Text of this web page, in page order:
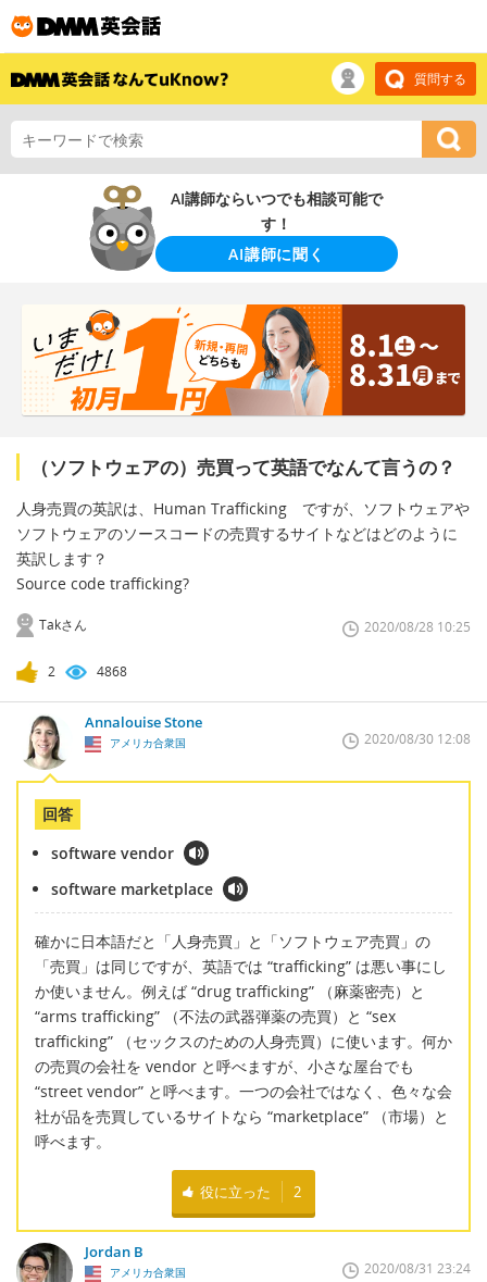
質問する
AI講師ならいつでも相談可能で
す！
AI講師に聞く
（ソフトウェアの）売買って英語でなんて言うの？
人身売買の英訳は、Human Trafficking ですが、ソフトウェアや
ソフトウェアのソースコードの売買するサイトなどはどのように
英訳します？
Source code trafficking?
Takさん 2020/08/28 10:25
2 4868
Annalouise Stone
アメリカ合衆国 2020/08/30 12:08
回答
software vendor
software marketplace
確かに日本語だと「人身売買」と「ソフトウェア売買」の
「売買」は同じですが、英語では “trafficking” は悪い事にし
か使いません。例えば “drug trafficking” （麻薬密売）と
“arms trafficking” （不法の武器弾薬の売買）と “sex
trafficking” （セックスのための人身売買）に使います。何か
の売買の会社を vendor と呼べますが、小さな屋台でも
“street vendor” と呼べます。一つの会社ではなく、色々な会
社が品を売買しているサイトなら “marketplace” （市場）と
呼べます。
役に立った 2
Jordan B
アメリカ合衆国 2020/08/31 23:24